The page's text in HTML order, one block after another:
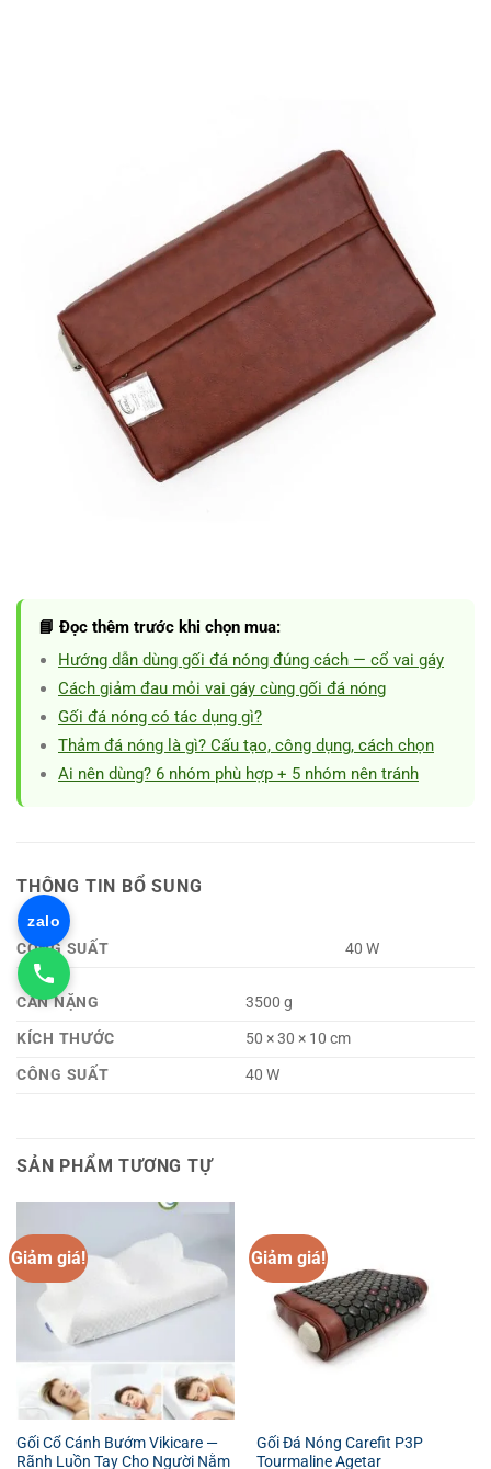
📘 Đọc thêm trước khi chọn mua:
Hướng dẫn dùng gối đá nóng đúng cách — cổ vai gáy
Cách giảm đau mỏi vai gáy cùng gối đá nóng
Gối đá nóng có tác dụng gì?
Thảm đá nóng là gì? Cấu tạo, công dụng, cách chọn
Ai nên dùng? 6 nhóm phù hợp + 5 nhóm nên tránh
THÔNG TIN BỔ SUNG
CÔNG SUẤT 40 W
CÂN NẶNG
3500 g
KÍCH THƯỚC
50 × 30 × 10 cm
CÔNG SUẤT
40 W
SẢN PHẨM TƯƠNG TỰ
Giảm giá!
Gối Cổ Cánh Bướm Vikicare —
Rãnh Luồn Tay Cho Người Nằm
Giảm giá!
Gối Đá Nóng Carefit P3P
Tourmaline Agetar
zalo